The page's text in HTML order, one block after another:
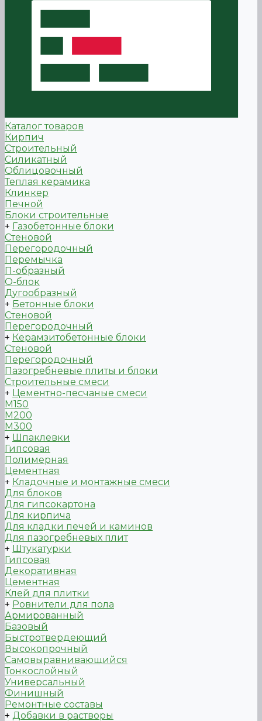
Каталог товаров
Кирпич
Строительный
Силикатный
Облицовочный
Теплая керамика
Клинкер
Печной
Блоки строительные
+ Газобетонные блоки
Стеновой
Перегородочный
Перемычка
П-образный
О-блок
Дугообразный
+ Бетонные блоки
Стеновой
Перегородочный
+ Керамзитобетонные блоки
Стеновой
Перегородочный
Пазогребневые плиты и блоки
Строительные смеси
+ Цементно-песчаные смеси
М150
М200
М300
+ Шпаклевки
Гипсовая
Полимерная
Цементная
+ Кладочные и монтажные смеси
Для блоков
Для гипсокартона
Для кирпича
Для кладки печей и каминов
Для пазогребневых плит
+ Штукатурки
Гипсовая
Декоративная
Цементная
Клей для плитки
+ Ровнители для пола
Армированный
Базовый
Быстротвердеющий
Высокопрочный
Самовыравнивающийся
Тонкослойный
Универсальный
Финишный
Ремонтные составы
+ Добавки в растворы